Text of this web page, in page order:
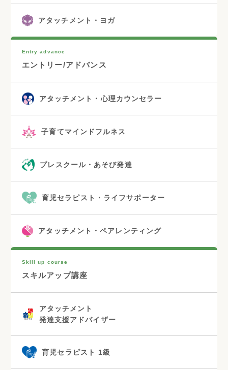
アタッチメント・ヨガ
Entry advance
エントリー/アドバンス
アタッチメント・心理カウンセラー
子育てマインドフルネス
プレスクール・あそび発達
育児セラピスト・ライフサポーター
アタッチメント・ペアレンティング
Skill up course
スキルアップ講座
アタッチメント
発達支援アドバイザー
育児セラピスト 1級